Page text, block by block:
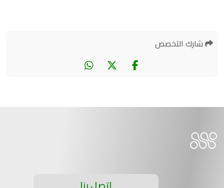
شارك التخصص